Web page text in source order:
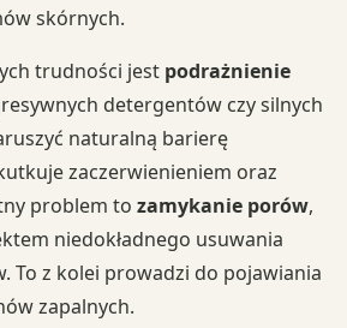
skórnych.
trudności jest podrażnienie
detergentów czy silnych
naturalną barierę
zaczerwienieniem oraz
problem to zamykanie porów,
niedokładnego usuwania
To z kolei prowadzi do pojawiania
zapalnych.